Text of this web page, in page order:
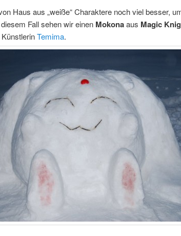
Haus aus „weiße“ Charaktere noch viel besser,
Fall sehen wir einen Mokonaaus Magic
Temima.